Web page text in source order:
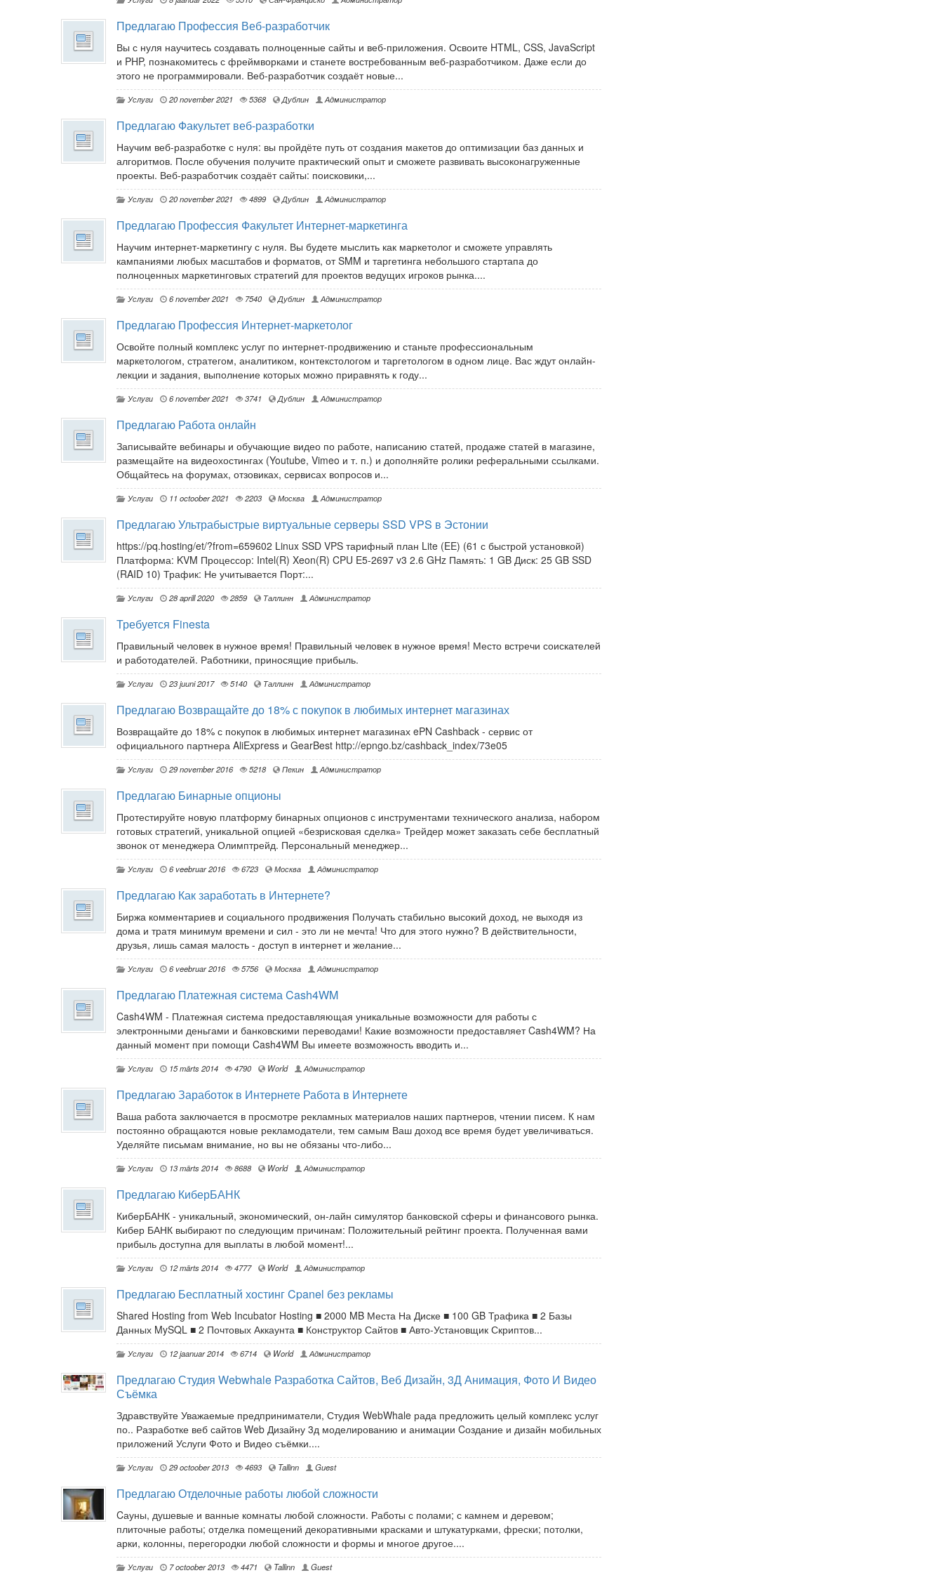
Предлагаю Профессия Веб-разработчик
Вы с нуля научитесь создавать полноценные сайты и веб-приложения. Освоите HTML, CSS, JavaScript
и PHP, познакомитесь с фреймворками и станете востребованным веб-разработчиком. Даже если до
этого не программировали. Веб-разработчик создаёт новые...
Услуги 20 november 2021 5368 Дублин Администратор
Предлагаю Факультет веб-разработки
Научим веб-разработке с нуля: вы пройдёте путь от создания макетов до оптимизации баз данных и
алгоритмов. После обучения получите практический опыт и сможете развивать высоконагруженные
проекты. Веб-разработчик создаёт сайты: поисковики,...
Услуги 20 november 2021 4899 Дублин Администратор
Предлагаю Профессия Факультет Интернет-маркетинга
Научим интернет-маркетингу с нуля. Вы будете мыслить как маркетолог и сможете управлять
кампаниями любых масштабов и форматов, от SMM и таргетинга небольшого стартапа до
полноценных маркетинговых стратегий для проектов ведущих игроков рынка....
Услуги 6 november 2021 7540 Дублин Администратор
Предлагаю Профессия Интернет-маркетолог
Освойте полный комплекс услуг по интернет-продвижению и станьте профессиональным
маркетологом, стратегом, аналитиком, контекстологом и таргетологом в одном лице. Вас ждут онлайн-
лекции и задания, выполнение которых можно приравнять к году...
Услуги 6 november 2021 3741 Дублин Администратор
Предлагаю Работа онлайн
Записывайте вебинары и обучающие видео по работе, написанию статей, продаже статей в магазине,
размещайте на видеохостингах (Youtube, Vimeo и т. п.) и дополняйте ролики реферальными ссылками.
Общайтесь на форумах, отзовиках, сервисах вопросов и...
Услуги 11 octoober 2021 2203 Москва Администратор
Предлагаю Ультрабыстрые виртуальные серверы SSD VPS в Эстонии
https://pq.hosting/et/?from=659602 Linux SSD VPS тарифный план Lite (EE) (61 с быстрой установкой)
Платформа: KVM Процессор: Intel(R) Xeon(R) CPU E5-2697 v3 2.6 GHz Память: 1 GB Диск: 25 GB SSD
(RAID 10) Трафик: Не учитывается Порт:...
Услуги 28 aprill 2020 2859 Таллинн Администратор
Требуется Finesta
Правильный человек в нужное время! Правильный человек в нужное время! Место встречи соискателей
и работодателей. Работники, приносящие прибыль.
Услуги 23 juuni 2017 5140 Таллинн Администратор
Предлагаю Возвращайте до 18% с покупок в любимых интернет магазинах
Возвращайте до 18% с покупок в любимых интернет магазинах ePN Cashback - сервис от
официального партнера AliExpress и GearBest http://epngo.bz/cashback_index/73e05
Услуги 29 november 2016 5218 Пекин Администратор
Предлагаю Бинарные опционы
Протестируйте новую платформу бинарных опционов с инструментами технического анализа, набором
готовых стратегий, уникальной опцией «безрисковая сделка» Трейдер может заказать себе бесплатный
звонок от менеджера Олимптрейд. Персональный менеджер...
Услуги 6 veebruar 2016 6723 Москва Администратор
Предлагаю Как заработать в Интернете?
Биржа комментариев и социального продвижения Получать стабильно высокий доход, не выходя из
дома и тратя минимум времени и сил - это ли не мечта! Что для этого нужно? В действительности,
друзья, лишь самая малость - доступ в интернет и желание...
Услуги 6 veebruar 2016 5756 Москва Администратор
Предлагаю Платежная система Cash4WM
Cash4WM - Платежная система предоставляющая уникальные возможности для работы с
электронными деньгами и банковскими переводами! Какие возможности предоставляет Cash4WM? На
данный момент при помощи Cash4WM Вы имеете возможность вводить и...
Услуги 15 märts 2014 4790 World Администратор
Предлагаю Заработок в Интернете Работа в Интернете
Ваша работа заключается в просмотре рекламных материалов наших партнеров, чтении писем. К нам
постоянно обращаются новые рекламодатели, тем самым Ваш доход все время будет увеличиваться.
Уделяйте письмам внимание, но вы не обязаны что-либо...
Услуги 13 märts 2014 8688 World Администратор
Предлагаю КиберБАНК
КиберБАНК - уникальный, экономический, он-лайн симулятор банковской сферы и финансового рынка.
Кибер БАНК выбирают по следующим причинам: Положительный рейтинг проекта. Полученная вами
прибыль доступна для выплаты в любой момент!...
Услуги 12 märts 2014 4777 World Администратор
Предлагаю Бесплатный хостинг Cpanel без рекламы
Shared Hosting from Web Incubator Hosting ■ 2000 MB Места На Диске ■ 100 GB Трафика ■ 2 Базы
Данных MySQL ■ 2 Почтовых Аккаунта ■ Конструктор Сайтов ■ Авто-Установщик Скриптов...
Услуги 12 jaanuar 2014 6714 World Администратор
Предлагаю Студия Webwhale Разработка Сайтов, Веб Дизайн, 3Д Анимация, Фото И Видео
Съёмка
Здравствуйте Уважаемые предприниматели, Студия WebWhale рада предложить целый комплекс услуг
по.. Разработке веб сайтов Web Дизайну 3д моделированию и анимации Cоздание и дизайн мобильных
приложений Услуги Фото и Видео съёмки....
Услуги 29 octoober 2013 4693 Tallinn Guest
Предлагаю Отделочные работы любой сложности
Cауны, душевые и ванные комнаты любой сложности. Работы с полами; с камнем и деревом;
плиточные работы; отделка помещений декоративными красками и штукатурками, фрески; потолки,
арки, колонны, перегородки любой сложности и формы и многое другое....
Услуги 7 octoober 2013 4471 Tallinn Guest